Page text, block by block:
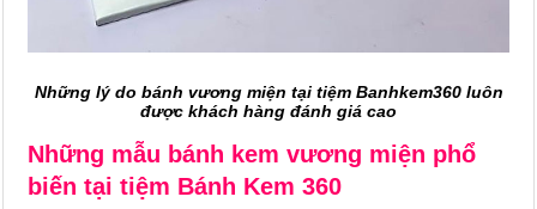
Những lý do bánh vương miện tại tiệm Banhkem360 luôn
được khách hàng đánh giá cao
Những mẫu bánh kem vương miện phổ
biến tại tiệm Bánh Kem 360